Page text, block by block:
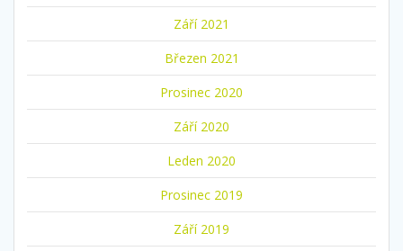
Září 2021
Březen 2021
Prosinec 2020
Září 2020
Leden 2020
Prosinec 2019
Září 2019